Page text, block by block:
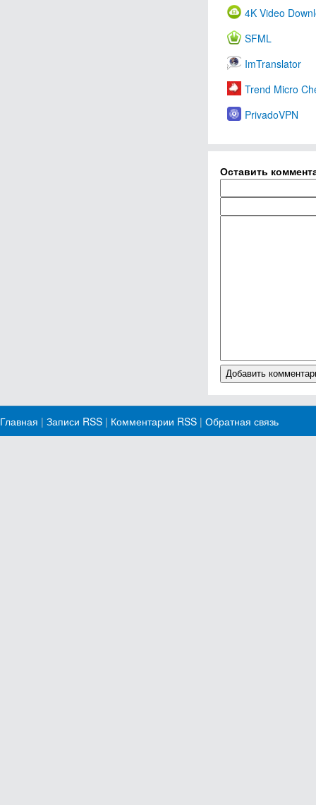
4K Video
SFML
ImTranslator
Trend Micro
PrivadoVPN
Оставить
Главная | Записи RSS | Комментарии RSS | Обратная связь